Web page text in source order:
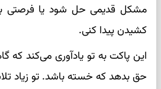
مشکل قدیمی حل شود یا فرصتی
کشیدن پیدا کنی.
این پاکت به تو یادآوری می‌کند که
حق بدهد که خسته باشد. تو زیاد